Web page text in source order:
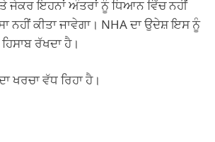
ਜੇਕਰ ਇਹਨਾਂ ਅੰਤਰਾਂ ਨੂੰ ਧਿਆਨ ਵਿੱਚ ਨਹੀਂ
ਨਹੀਂ ਕੀਤਾ ਜਾਵੇਗਾ। NHA ਦਾ ਉਦੇਸ਼ ਇਸ ਨੂੰ
ਰੱਖਦਾ ਹੈ।
ਖਰਚਾ ਵੱਧ ਰਿਹਾ ਹੈ।